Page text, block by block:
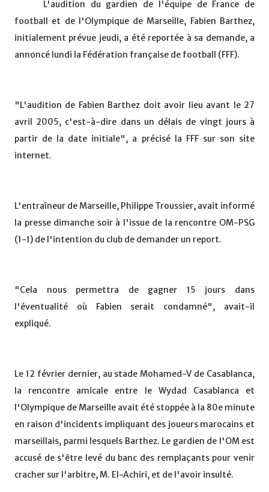
L'audition du gardien de l'équipe de France de
football et de l'Olympique de Marseille, Fabien Barthez,
initialement prévue jeudi, a été reportée à sa demande, a
annoncé lundi la Fédération française de football (FFF).
"L'audition de Fabien Barthez doit avoir lieu avant le 27
avril 2005, c'est-à-dire dans un délais de vingt jours à
partir de la date initiale", a précisé la FFF sur son site
internet.
L'entraîneur de Marseille, Philippe Troussier, avait informé
la presse dimanche soir à l'issue de la rencontre OM-PSG
(1-1) de l'intention du club de demander un report.
"Cela nous permettra de gagner 15 jours dans
l'éventualité où Fabien serait condamné", avait-il
expliqué.
Le 12 février dernier, au stade Mohamed-V de Casablanca,
la rencontre amicale entre le Wydad Casablanca et
l'Olympique de Marseille avait été stoppée à la 80e minute
en raison d'incidents impliquant des joueurs marocains et
marseillais, parmi lesquels Barthez. Le gardien de l'OM est
accusé de s'être levé du banc des remplaçants pour venir
cracher sur l'arbitre, M. El-Achiri, et de l'avoir insulté.